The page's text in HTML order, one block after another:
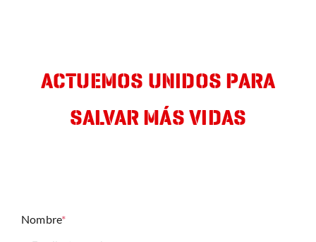
ACTUEMOS UNIDOS PARA
SALVAR MÁS VIDAS
Nombre*